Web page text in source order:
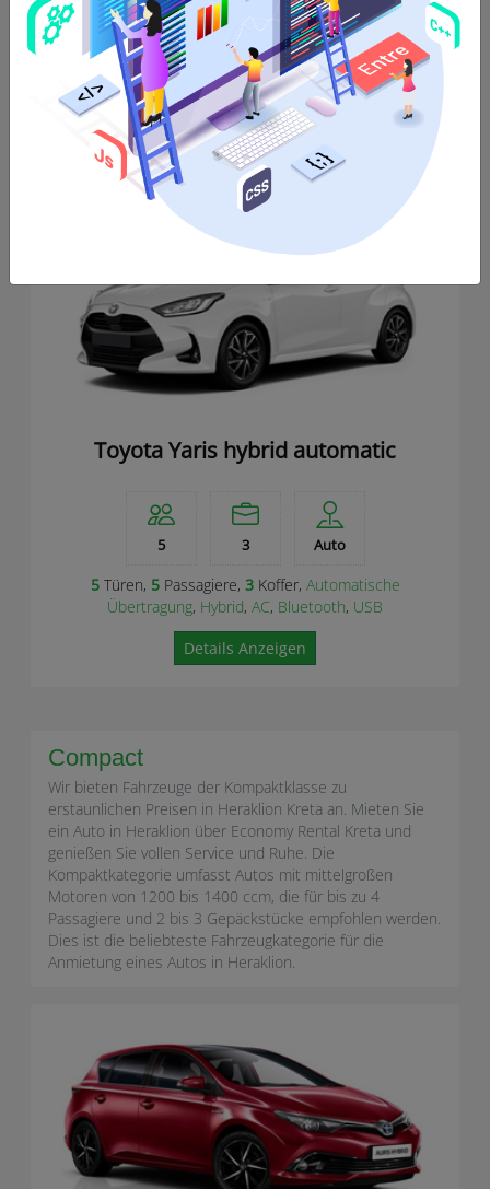
5 3 Manual
Türen,5Passagiere, Koffer,Schaltgetriebe,Benzin,
AC,USB
Details Anzeigen
Toyota Yaris hybrid automatic
5 3 Auto
5Türen, 5Passagiere, 3Koffer, Automatische
Übertragung, Hybrid, AC, Bluetooth, USB
Details Anzeigen
Compact
Wir bieten Fahrzeuge der Kompaktklasse zu
erstaunlichen Preisen in Heraklion Kreta an. Mieten Sie
ein Auto in Heraklion über Economy Rental Kreta und
genießen Sie vollen Service und Ruhe. Die
Kompaktkategorie umfasst Autos mit mittelgroßen
Motoren von 1200 bis 1400 ccm, die für bis zu 4
Passagiere und 2 bis 3 Gepäckstücke empfohlen werden.
Dies ist die beliebteste Fahrzeugkategorie für die
Anmietung eines Autos in Heraklion.